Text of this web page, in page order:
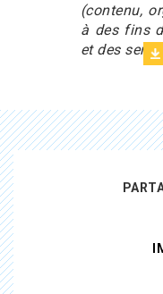
(contenu,
à des fins
et des
Type